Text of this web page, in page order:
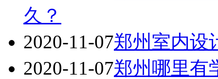
久？
2020-11-07郑州室内设
2020-11-07郑州哪里有